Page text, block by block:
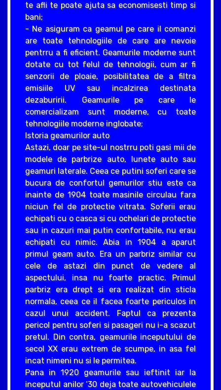
te afli te poate ajuta sa economisesti timp si
bani;
- Ne asiguram ca geamul pe care il comanzi
are toate tehnologiile de care are nevoie
pentrru a fi eficient. Geamurile moderne sunt
dotate cu tot felul de tehnologii, cum ar fi
senzorii de ploaie, posibilitatea de a filtra
emisiile UV sau incalzirea destinata
dezaburirii. Geamurile pe care le
comercializam sunt moderne, cu toate
tehnologiile moderne inglobate;
Istoria geamurilor auto
Astazi, doar pe site-ul nostrru poti gasi mii de
modele de parbrize auto, lunete auto sau
geamuri laterale. Ceea ce putini soferi care se
bucura de confortul gemurilor stiu este ca
inainte de 1904 toate masinile circulau fara
niciun fel de protectie vitrata. Soferii erau
echipati cu o casca si cu ochelari de protectie
sau in cazuri mai putin confortabile, nu erau
echipati cu nimic. Abia in 1904 a aparut
primul geam auto. Era un parbriz similar cu
cele de astazi din punct de vedere al
aspectului, insa nu foarte practic. Primul
parbriz era drept si era realizat din sticla
normala, ceea ce il facea foarte periculos in
cazul unui accident. Faptul ca prezenta
pericol pentru soferi si pasageri nu i-a scazut
pretul. Din contra, geamurile inceputului de
secol XX erau extrem de scumpe, in asa fel
incat nimeni nu si le permitea.
Pana in 1920 geamurile sau ieftinit iar la
inceputul anilor ‘30 deja toate autovehiculele